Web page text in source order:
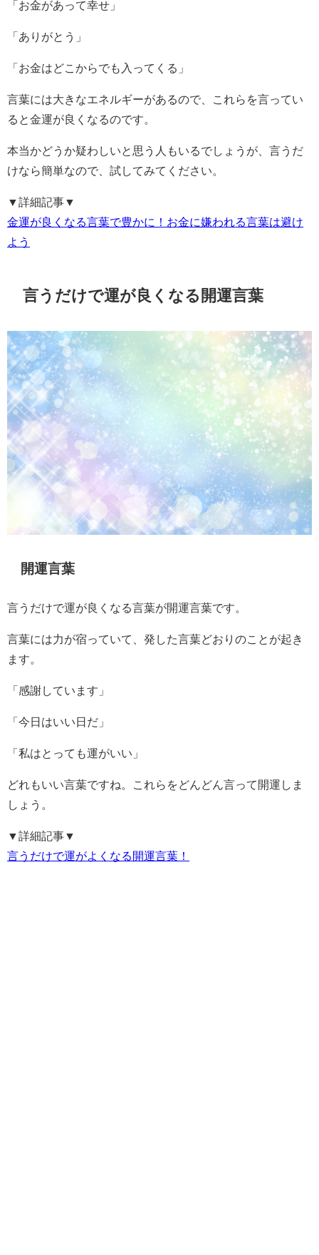
「 お金があって幸せ」
「ありがとう」
「お金はどこからでも入ってくる」
言葉には大きなエネルギーがあるので、これらを言ってい
ると金運が良くなるのです。
本当かどうか疑わしいと思う人もいるでしょうが、言うだ
けなら簡単なので、試してみてください。
▼詳細記事▼
金運が良くなる言葉で豊かに！お金に嫌われる言葉は避け
よう
言うだけで運が良くなる開運言葉
開運言葉
言うだけで運が良くなる言葉が開運言葉です。
言葉には力が宿っていて、発した言葉どおりのことが起き
ます。
「感謝しています」
「今日はいい日だ」
「私はとっても運がいい」
どれもいい言葉ですね。これらをどんどん言って開運しま
しょう。
▼詳細記事▼
言うだけで運がよくなる開運言葉！